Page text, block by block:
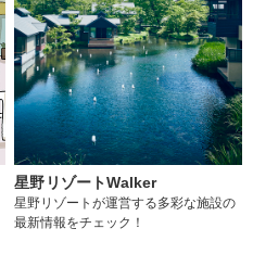
星野リゾートWalker
星野リゾートが運営する多彩な施設の
最新情報をチェック！